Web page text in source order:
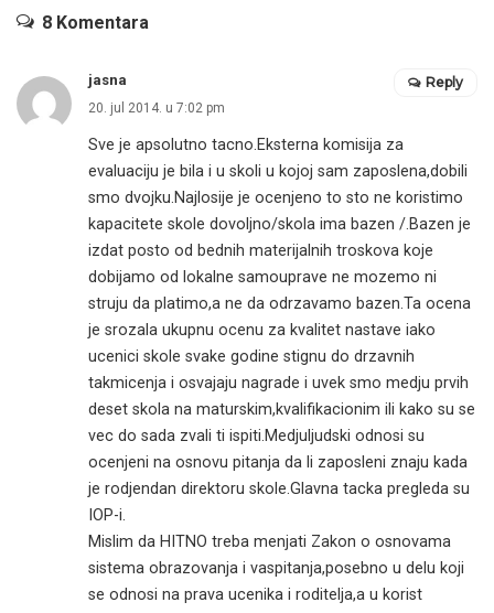
8 Komentara
jasna
20. jul 2014. u 7:02 pm
Sve je apsolutno tacno.Eksterna komisija za
evaluaciju je bila i u skoli u kojoj sam zaposlena,dobili
smo dvojku.Najlosije je ocenjeno to sto ne koristimo
kapacitete skole dovoljno/skola ima bazen /.Bazen je
izdat posto od bednih materijalnih troskova koje
dobijamo od lokalne samouprave ne mozemo ni
struju da platimo,a ne da odrzavamo bazen.Ta ocena
je srozala ukupnu ocenu za kvalitet nastave iako
ucenici skole svake godine stignu do drzavnih
takmicenja i osvajaju nagrade i uvek smo medju prvih
deset skola na maturskim,kvalifikacionim ili kako su se
vec do sada zvali ti ispiti.Medjuljudski odnosi su
ocenjeni na osnovu pitanja da li zaposleni znaju kada
je rodjendan direktoru skole.Glavna tacka pregleda su
IOP-i.
Mislim da HITNO treba menjati Zakon o osnovama
sistema obrazovanja i vaspitanja,posebno u delu koji
se odnosi na prava ucenika i roditelja,a u korist
Reply